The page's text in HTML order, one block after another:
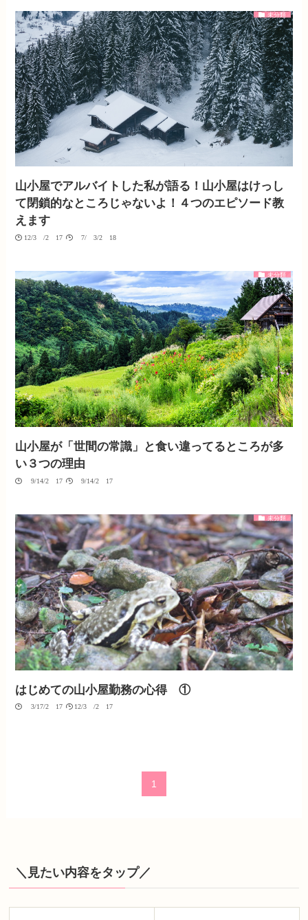
未分類
山小屋でアルバイトした私が語る！山小屋はけっし
て閉鎖的なところじゃないよ！４つのエピソード教
えます
12/30/2017 07/03/2018
未分類
山小屋が「世間の常識」と食い違ってるところが多
い３つの理由
09/14/2017 09/14/2017
未分類
はじめての山小屋勤務の心得 ①
03/17/2017 12/30/2017
1
＼見たい内容をタップ／